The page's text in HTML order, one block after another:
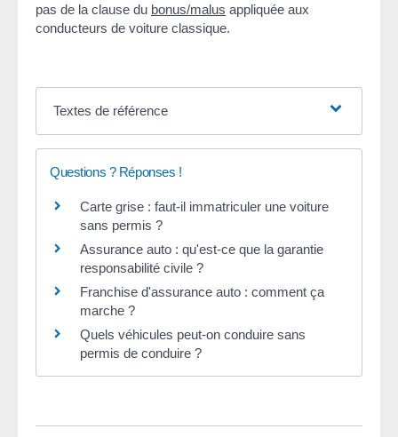
pas de la clause du bonus/malus appliquée aux
conducteurs de voiture classique.
Textes de référence
Questions ? Réponses !
Carte grise : faut-il immatriculer une voiture
sans permis ?
Assurance auto : qu'est-ce que la garantie
responsabilité civile ?
Franchise d'assurance auto : comment ça
marche ?
Quels véhicules peut-on conduire sans
permis de conduire ?